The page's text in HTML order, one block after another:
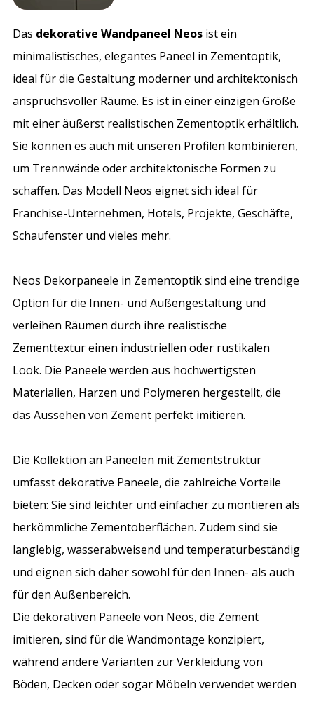
Das dekorative Wandpaneel Neos ist ein
minimalistisches, elegantes Paneel in Zementoptik,
ideal für die Gestaltung moderner und architektonisch
anspruchsvoller Räume. Es ist in einer einzigen Größe
mit einer äußerst realistischen Zementoptik erhältlich.
Sie können es auch mit unseren Profilen kombinieren,
um Trennwände oder architektonische Formen zu
schaffen. Das Modell Neos eignet sich ideal für
Franchise-Unternehmen, Hotels, Projekte, Geschäfte,
Schaufenster und vieles mehr.
Neos Dekorpaneele in Zementoptik sind eine trendige
Option für die Innen- und Außengestaltung und
verleihen Räumen durch ihre realistische
Zementtextur einen industriellen oder rustikalen
Look. Die Paneele werden aus hochwertigsten
Materialien, Harzen und Polymeren hergestellt, die
das Aussehen von Zement perfekt imitieren.
Die Kollektion an Paneelen mit Zementstruktur
umfasst dekorative Paneele, die zahlreiche Vorteile
bieten: Sie sind leichter und einfacher zu montieren als
herkömmliche Zementoberflächen. Zudem sind sie
langlebig, wasserabweisend und temperaturbeständig
und eignen sich daher sowohl für den Innen- als auch
für den Außenbereich.
Die dekorativen Paneele von Neos, die Zement
imitieren, sind für die Wandmontage konzipiert,
während andere Varianten zur Verkleidung von
Böden, Decken oder sogar Möbeln verwendet werden